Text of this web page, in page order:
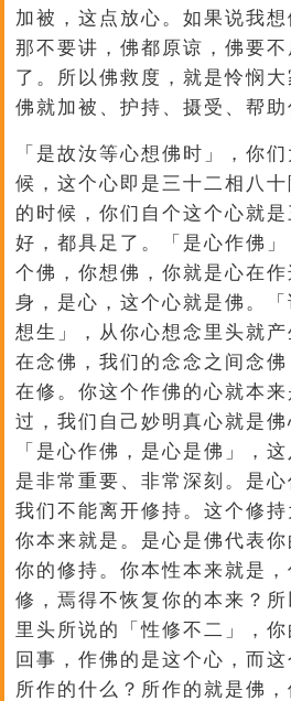
加被，这点放心。如果说我想
那不要讲，佛都原谅，佛要
了。所以佛救度，就是怜悯大
佛就加被、护持、摄受、帮助
「是故汝等心想佛时」，你
候，这个心即是三十二相八
的时候，你们自个这个心就
好，都具足了。「是心作佛
个佛，你想佛，你就是心在
身，是心，这个心就是佛。
想生」，从你心想念里头就
在念佛，我们的念念之间念佛
在修。你这个作佛的心就本
过，我们自己妙明真心就是
「是心作佛，是心是佛」，
是非常重要、非常深刻。是
我们不能离开修持。这个修
你本来就是。是心是佛代表
你的修持。你本性本来就是
修，焉得不恢复你的本来？
里头所说的「性修不二」，
回事，作佛的是这个心，而这
所作的什么？所作的就是佛，